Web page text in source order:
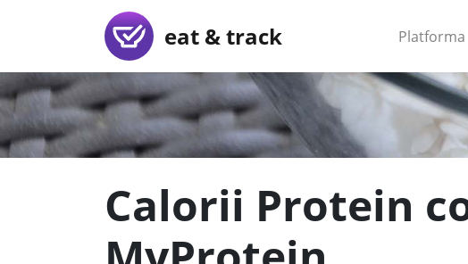
eat & track Platforma
Calorii Protein